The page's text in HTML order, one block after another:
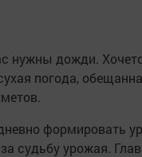
нужны дожди.
погода,
формировать
судьбу урожая.